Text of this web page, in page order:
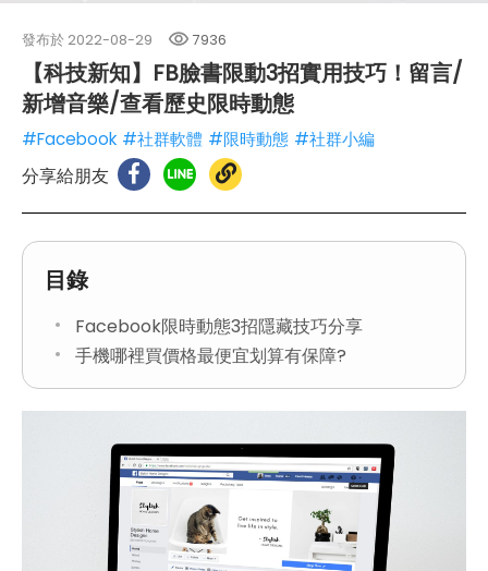
發布於 2022-08-29 7936
【科技新知】FB臉書限動3招實用技巧！留言/
新增音樂/查看歷史限時動態
#Facebook #社群軟體 #限時動態 #社群小編
分享給朋友
目錄
Facebook限時動態3招隱藏技巧分享
手機哪裡買價格最便宜划算有保障?